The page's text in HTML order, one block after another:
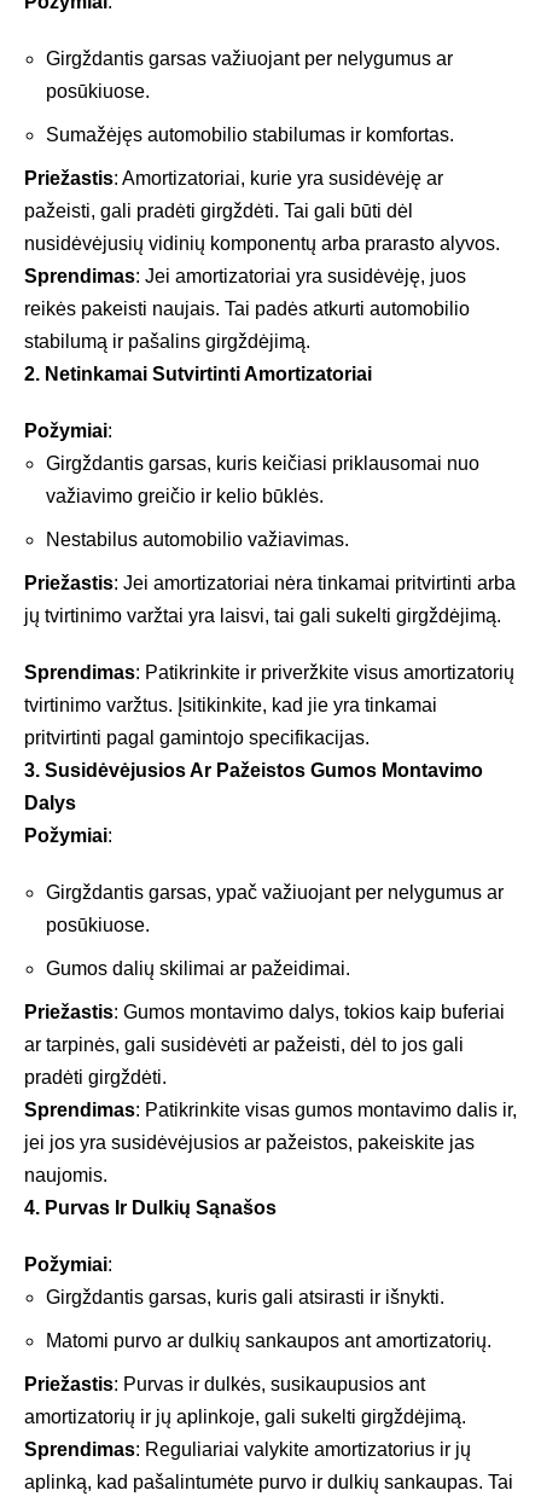
Girgždantis garsas važiuojant per nelygumus ar
posūkiuose.
Sumažėjęs automobilio stabilumas ir komfortas.
Priežastis: Amortizatoriai, kurie yra susidėvėję ar
pažeisti, gali pradėti girgždėti. Tai gali būti dėl
nusidėvėjusių vidinių komponentų arba prarasto alyvos.
Sprendimas: Jei amortizatoriai yra susidėvėję, juos
reikės pakeisti naujais. Tai padės atkurti automobilio
stabilumą ir pašalins girgždėjimą.
2. Netinkamai Sutvirtinti Amortizatoriai
Požymiai:
Girgždantis garsas, kuris keičiasi priklausomai nuo
važiavimo greičio ir kelio būklės.
Nestabilus automobilio važiavimas.
Priežastis: Jei amortizatoriai nėra tinkamai pritvirtinti arba
jų tvirtinimo varžtai yra laisvi, tai gali sukelti girgždėjimą.
Sprendimas: Patikrinkite ir priveržkite visus amortizatorių
tvirtinimo varžtus. Įsitikinkite, kad jie yra tinkamai
pritvirtinti pagal gamintojo specifikacijas.
3. Susidėvėjusios Ar Pažeistos Gumos Montavimo
Dalys
Požymiai:
Girgždantis garsas, ypač važiuojant per nelygumus ar
posūkiuose.
Gumos dalių skilimai ar pažeidimai.
Priežastis: Gumos montavimo dalys, tokios kaip buferiai
ar tarpinės, gali susidėvėti ar pažeisti, dėl to jos gali
pradėti girgždėti.
Sprendimas: Patikrinkite visas gumos montavimo dalis ir,
jei jos yra susidėvėjusios ar pažeistos, pakeiskite jas
naujomis.
4. Purvas Ir Dulkių Sąnašos
Požymiai:
Girgždantis garsas, kuris gali atsirasti ir išnykti.
Matomi purvo ar dulkių sankaupos ant amortizatorių.
Priežastis: Purvas ir dulkės, susikaupusios ant
amortizatorių ir jų aplinkoje, gali sukelti girgždėjimą.
Sprendimas: Reguliariai valykite amortizatorius ir jų
aplinką, kad pašalintumėte purvo ir dulkių sankaupas. Tai